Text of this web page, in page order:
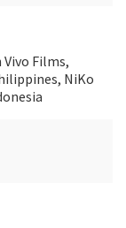
Vivo Films,
NiKo